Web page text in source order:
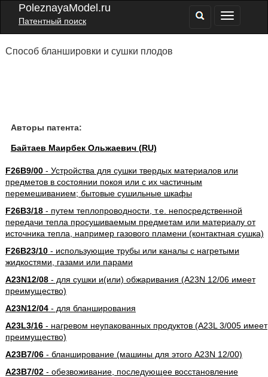
PoleznayaModel.ru
Патентный поиск
Способ бланшировки и сушки плодов
Авторы патента:
Байтаев Маирбек Ольжаевич (RU)
F26B9/00- Устройства для сушки твердых материалов или
предметов в состоянии покоя или с их частичным
перемешиванием; бытовые сушильные шкафы
F26B3/18- путем теплопроводности, т.е. непосредственной
передачи тепла просушиваемым предметам или материалу от
источника тепла, например газового пламени (контактная сушка)
F26B23/10- использующие трубы или каналы с нагретыми
жидкостями, газами или парами
A23N12/08- для сушки и(или) обжаривания (A23N 12/06 имеет
преимущество)
A23N12/04- для бланширования
A23L3/16- нагревом неупакованных продуктов (A23L 3/005 имеет
преимущество)
A23B7/06- бланширование (машины для этого A23N 12/00)
A23B7/02- обезвоживание, последующее восстановление